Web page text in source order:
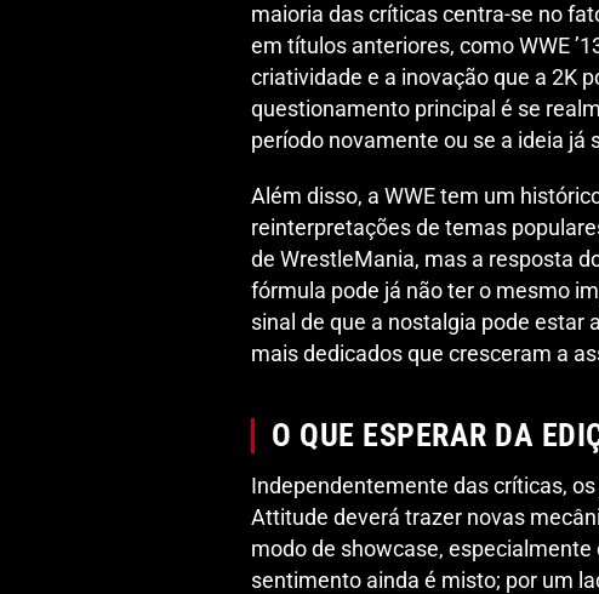
maioria das críticas centra-se no
em títulos anteriores, como WWE
criatividade e a inovação que a 2K
questionamento principal é se
período novamente ou se a ideia já
Além disso, a WWE tem um
reinterpretações de temas
de WrestleMania, mas a resposta
fórmula pode já não ter o mesmo
sinal de que a nostalgia pode estar
mais dedicados que cresceram a
O QUE ESPERAR DA
Independentemente das críticas,
Attitude deverá trazer novas
modo de showcase,
sentimento ainda é misto; por um